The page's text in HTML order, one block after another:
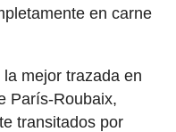
en carne
mejor trazada en
París-Roubaix,
transitados por